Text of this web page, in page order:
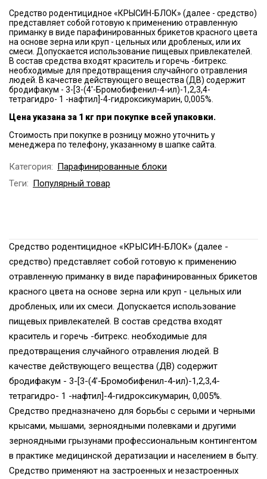
Средство родентицидное «КРЫСИН-БЛОК» (далее - средство)
представляет собой готовую к применению отравленную
приманку в виде парафинированных брикетов красного цвета
на основе зерна или круп - цельных или дробленых, или их
смеси. Допускается использование пищевых привлекателей.
В состав средства входят краситель и горечь -битрекс.
необходимые для предотвращения случайного отравления
людей. В качестве действующего вещества (ДВ) содержит
бродифакум - 3-[3-(4'-Бромобифенил-4-ил)-1,2,3,4-
тетрагидро- 1 -нафтил]-4-гидроксикумарин, 0,005%.
Цена указана за 1 кг при покупке всей упаковки.
Стоимость при покупке в розницу можно уточнить у
менеджера по телефону, указанному в шапке сайта.
Категория: Парафинированные блоки
Теги: Популярный товар
Средство родентицидное «КРЫСИН-БЛОК» (далее -
средство) представляет собой готовую к применению
отравленную приманку в виде парафинированных брикетов
красного цвета на основе зерна или круп - цельных или
дробленых, или их смеси. Допускается использование
пищевых привлекателей. В состав средства входят
краситель и горечь -битрекс. необходимые для
предотвращения случайного отравления людей. В
качестве действующего вещества (ДВ) содержит
бродифакум - 3-[3-(4'-Бромобифенил-4-ил)-1,2,3,4-
тетрагидро- 1 -нафтил]-4-гидроксикумарин, 0,005%.
Средство предназначено для борьбы с серыми и черными
крысами, мышами, зерноядными полевками и другими
зерноядными грызунами профессиональным контингентом
в практике медицинской дератизации и населением в быту.
Средство применяют на застроенных и незастроенных